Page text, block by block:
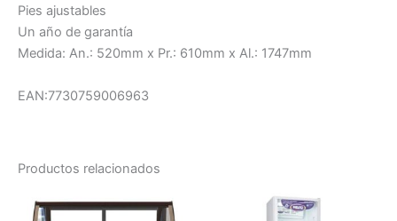
Pies ajustables
Un año de garantía
Medida: An.: 520mm x Pr.: 610mm x Al.: 1747mm
EAN:7730759006963
Productos relacionados